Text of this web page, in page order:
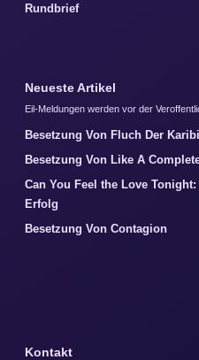
Rundbrief
Neueste Artikel
Eil-Meldungen werden vor der
Besetzung Von Fluch Der
Besetzung Von Like A
Can You Feel the Love
Erfolg
Besetzung Von Contagion
Kontakt